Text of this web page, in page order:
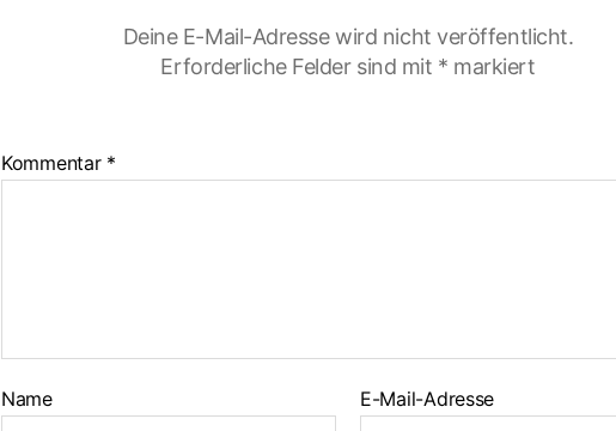
Deine E-Mail-Adresse wird nicht veröffentlicht.
Erforderliche Felder sind mit * markiert
Kommentar *
Name E-Mail-Adresse